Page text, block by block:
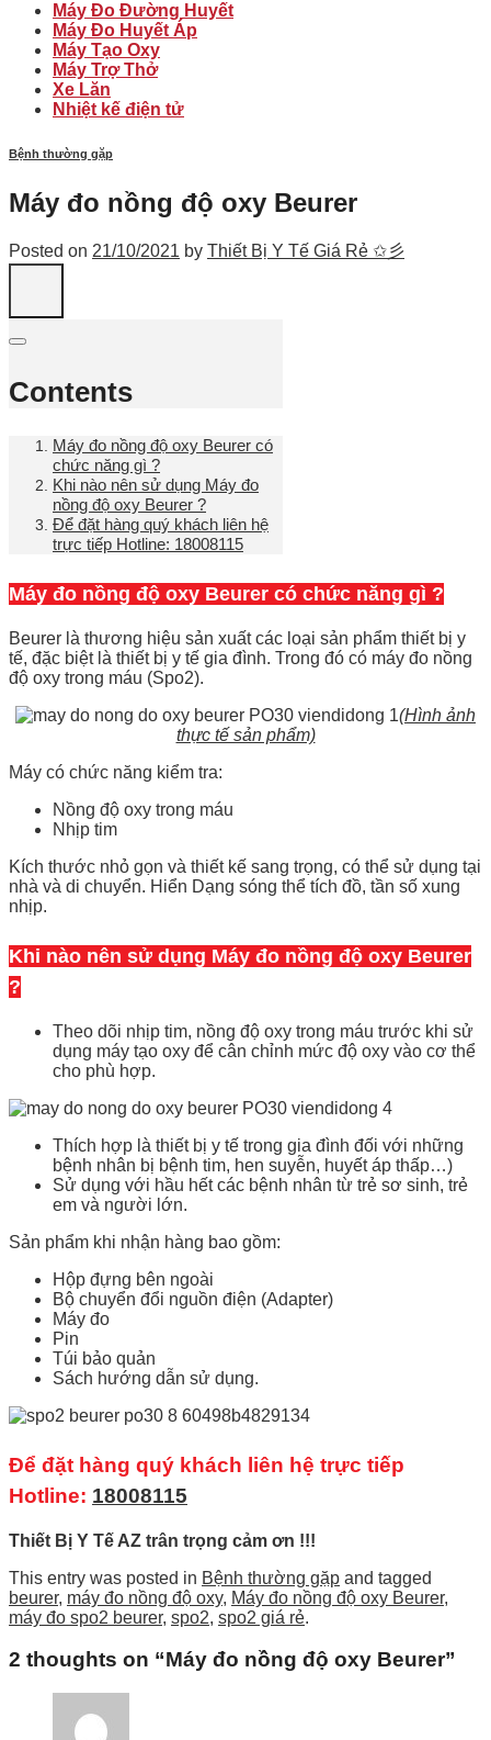
Máy Đo Đường Huyết
Máy Đo Huyết Áp
Máy Tạo Oxy
Máy Trợ Thở
Xe Lăn
Nhiệt kế điện tử
Bệnh thường gặp
Máy đo nồng độ oxy Beurer
Posted on 21/10/2021 by Thiết Bị Y Tế Giá Rẻ ✩彡
Contents
Máy đo nồng độ oxy Beurer có
chức năng gì ?
Khi nào nên sử dụng Máy đo
nồng độ oxy Beurer ?
Để đặt hàng quý khách liên hệ
trực tiếp Hotline: 18008115
Máy đo nồng độ oxy Beurer có chức năng gì ?
Beurer là thương hiệu sản xuất các loại sản phẩm thiết bị y
tế, đặc biệt là thiết bị y tế gia đình. Trong đó có máy đo nồng
độ oxy trong máu (Spo2).
(Hình ảnh
thực tế sản phẩm)
Máy có chức năng kiểm tra:
Nồng độ oxy trong máu
Nhịp tim
Kích thước nhỏ gọn và thiết kế sang trọng, có thể sử dụng tại
nhà và di chuyển. Hiển Dạng sóng thể tích đồ, tần số xung
nhịp.
Khi nào nên sử dụng Máy đo nồng độ oxy Beurer
?
Theo dõi nhịp tim, nồng độ oxy trong máu trước khi sử
dụng máy tạo oxy để cân chỉnh mức độ oxy vào cơ thể
cho phù hợp.
Thích hợp là thiết bị y tế trong gia đình đối với những
bệnh nhân bị bệnh tim, hen suyễn, huyết áp thấp…)
Sử dụng với hầu hết các bệnh nhân từ trẻ sơ sinh, trẻ
em và người lớn.
Sản phẩm khi nhận hàng bao gồm:
Hộp đựng bên ngoài
Bộ chuyển đổi nguồn điện (Adapter)
Máy đo
Pin
Túi bảo quản
Sách hướng dẫn sử dụng.
Để đặt hàng quý khách liên hệ trực tiếp
Hotline: 18008115
Thiết Bị Y Tế AZ trân trọng cảm ơn !!!
This entry was posted in Bệnh thường gặp and tagged
beurer, máy đo nồng độ oxy, Máy đo nồng độ oxy Beurer,
máy đo spo2 beurer, spo2, spo2 giá rẻ.
2 thoughts on “Máy đo nồng độ oxy Beurer”